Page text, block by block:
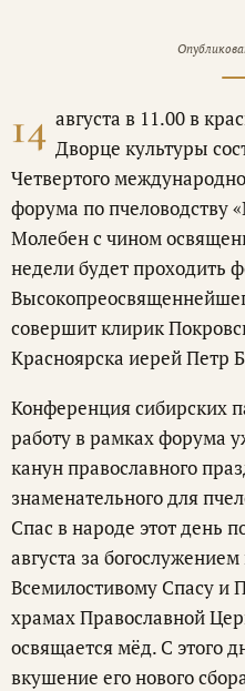
14 августа в 11.00 в
Дворце культуры
Четвертого
форума по пчеловодству
Молебен с чином
недели будет проходить
совершит клирик
Красноярска иерей Петр
Конференция сибирских
работу в рамках форума
канун православного
знаменательного для
Спас в народе этот день
августа за
Всемилостивому Спасу и
храмах Православной
освящается мёд. С этого
вкушение его нового